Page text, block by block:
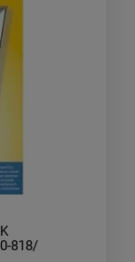
818/